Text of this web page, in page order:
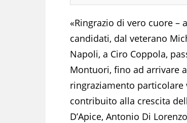
«Ringrazio di vero cuore –
candidati, dal veterano
Napoli, a Ciro Coppola,
Montuori, fino ad arrivare
ringraziamento
contribuito alla crescita
D’Apice, Antonio Di